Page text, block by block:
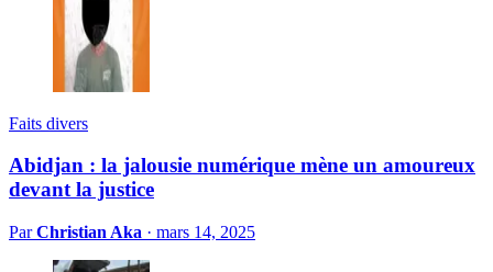
Faits divers
Abidjan : la jalousie numérique mène un amoureux
devant la justice
ParChristian Aka · mars 14, 2025